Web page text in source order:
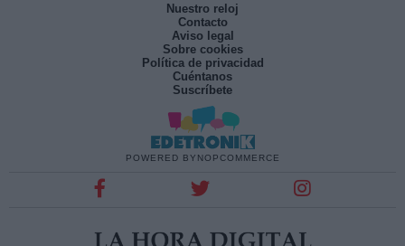
Nuestro reloj
Contacto
Aviso legal
Sobre cookies
Política de privacidad
Cuéntanos
Suscríbete
POWERED BY NOPCOMMERCE